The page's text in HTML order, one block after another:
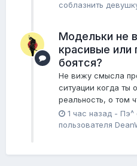
соблазнить
Модельки не
красивые или
боятся?
Не вижу смысла
ситуации когда ты
реальность, о том
1 час назад - Пэ^
пользователя